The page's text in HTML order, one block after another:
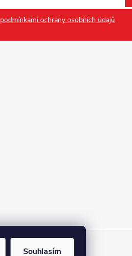
Souhlasím
podmínkami ochrany osobních údajů